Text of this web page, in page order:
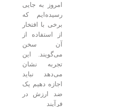
امروز به جایی
رسیده‌ایم که
برخی با افتخار
از استفاده از
آن سخن
می‌گویند. این
تجربه نشان
می‌دهد نباید
اجازه دهیم یک
ضد ارزش در